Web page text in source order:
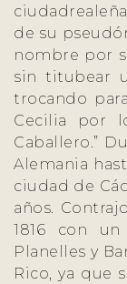
de su
nombre por
sin titubear
trocando
Cecilia por
Caballero.”
Alemania
ciudad de
años.
1816 con
Planelles y
Rico, ya que